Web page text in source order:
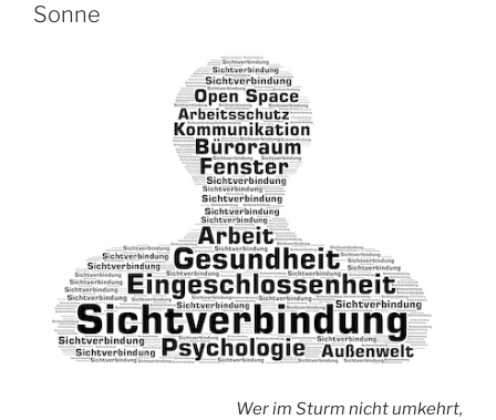
Sonne
Wer im Sturm nicht umkehrt,